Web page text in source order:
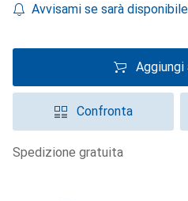
Avvisami se sarà
Aggiungi
Confronta
spedizione gratuita